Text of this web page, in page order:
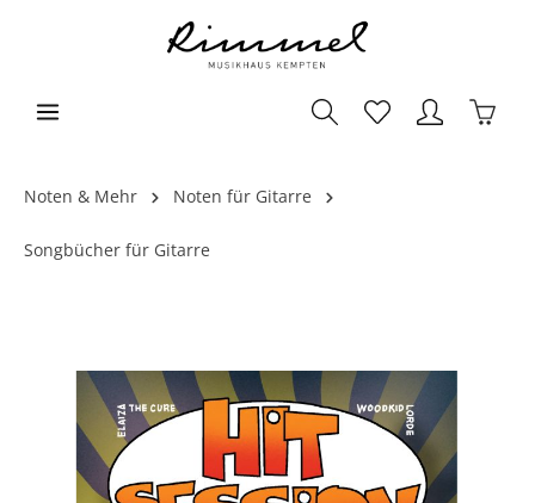
Noten & Mehr Noten für Gitarre
Songbücher für Gitarre